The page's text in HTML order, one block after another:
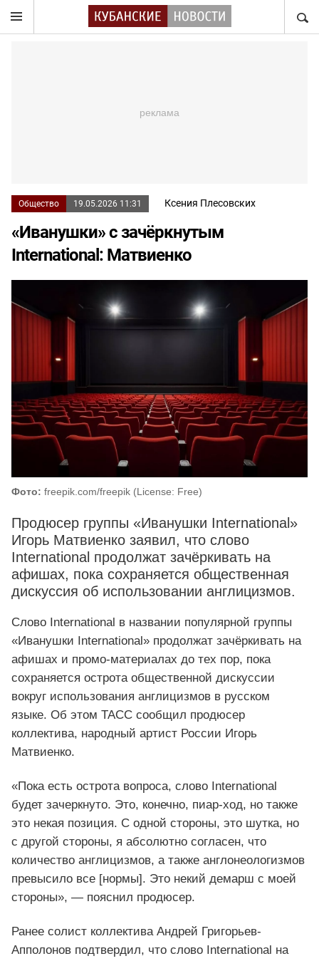
Общество 19.05.2026 11:31 Ксения Плесовских
«Иванушки» с зачёркнутым
International: Матвиенко
Фото: freepik.com/freepik (License: Free)
Продюсер группы «Иванушки International»
Игорь Матвиенко заявил, что слово
International продолжат зачёркивать на
афишах, пока сохраняется общественная
дискуссия об использовании англицизмов.
Слово International в названии популярной группы
«Иванушки International» продолжат зачёркивать на
афишах и промо-материалах до тех пор, пока
сохраняется острота общественной дискуссии
вокруг использования англицизмов в русском
языке. Об этом ТАСС сообщил продюсер
коллектива, народный артист России Игорь
Матвиенко.
«Пока есть острота вопроса, слово International
будет зачеркнуто. Это, конечно, пиар-ход, но также
это некая позиция. С одной стороны, это шутка, но
с другой стороны, я абсолютно согласен, что
количество англицизмов, а также англонеологизмов
превысило все [нормы]. Это некий демарш с моей
стороны», — пояснил продюсер.
Ранее солист коллектива Андрей Григорьев-
Апполонов подтвердил, что слово International на